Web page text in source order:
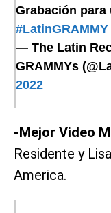
Grabación para
#LatinGRAMMY
— The Latin
GRAMMYs
2022
-Mejor Video
Residente y
America.